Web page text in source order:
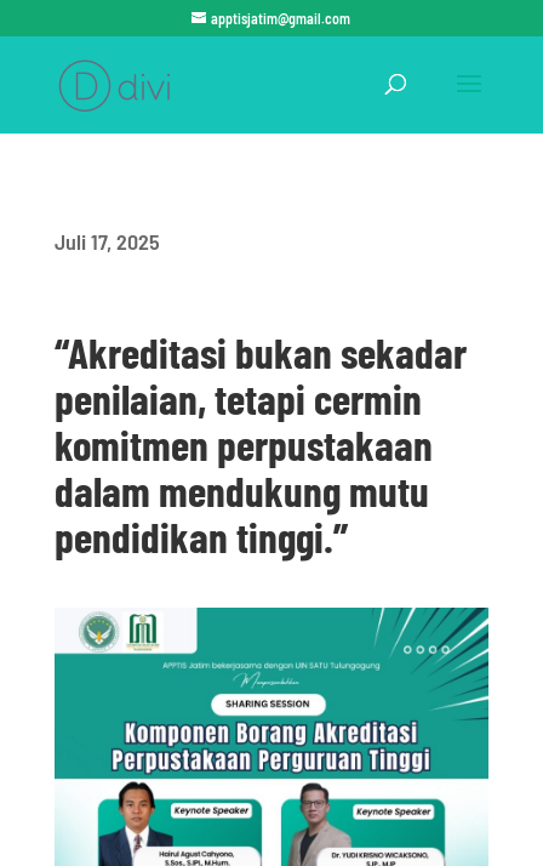
apptisjatim@gmail.com
Juli 17, 2025
“Akreditasi bukan sekadar
penilaian, tetapi cermin
komitmen perpustakaan
dalam mendukung mutu
pendidikan tinggi.”